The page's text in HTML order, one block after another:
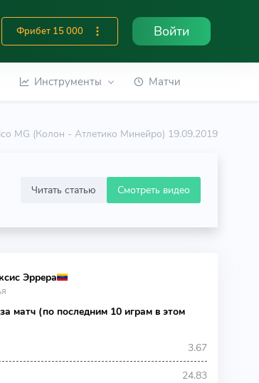
Фрибет 15 000 Войти
Инструменты Матчи
MG (Колон - Атлетико Минейро) 19.09.2019
Читать статью Смотреть видео
Эррера
матч (по последним 10 играм в этом
3.67
24.83